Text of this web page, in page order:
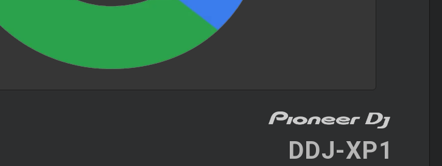
DDJ-XP1